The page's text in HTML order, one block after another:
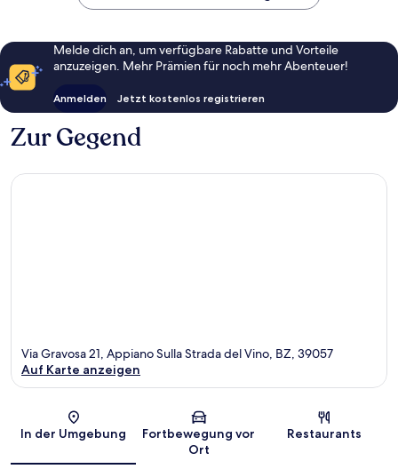
Melde dich an, um verfügbare Rabatte und Vorteile
anzuzeigen. Mehr Prämien für noch mehr Abenteuer!
Anmelden Jetzt kostenlos registrieren
Zur Gegend
Karte
Via Gravosa 21, Appiano Sulla Strada del Vino, BZ, 39057
Auf Karte anzeigen
In der Umgebung
Fortbewegung vor
Ort
Restaurants